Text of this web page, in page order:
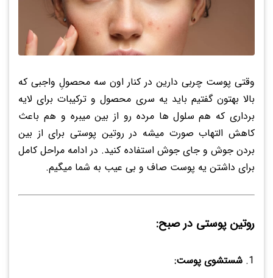
وقتی پوست چربی دارین در کنار اون سه محصولِ واجبی که
بالا بهتون گفتیم باید یه سری محصول و ترکیبات برای لایه
برداری که هم سلول ها مرده رو از بین میبره و هم باعث
کاهش التهاب صورت میشه در روتین پوستی برای از بین
بردن جوش و جای جوش استفاده کنید. در ادامه مراحل کامل
برای داشتن یه پوست صاف و بی عیب به شما میگیم.
روتین پوستی در صبح:
شستشوی پوست: